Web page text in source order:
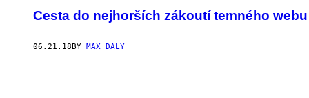
Cesta do nejhorších zákoutí temného webu
06.21.18 BY MAX DALY